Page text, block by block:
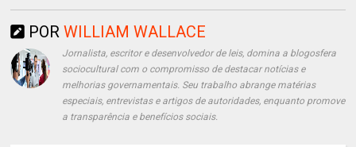
POR WILLIAM WALLACE
Jornalista, escritor e desenvolvedor de leis, domina a blogosfera
sociocultural com o compromisso de destacar notícias e
melhorias governamentais. Seu trabalho abrange matérias
especiais, entrevistas e artigos de autoridades, enquanto promove
a transparência e benefícios sociais.